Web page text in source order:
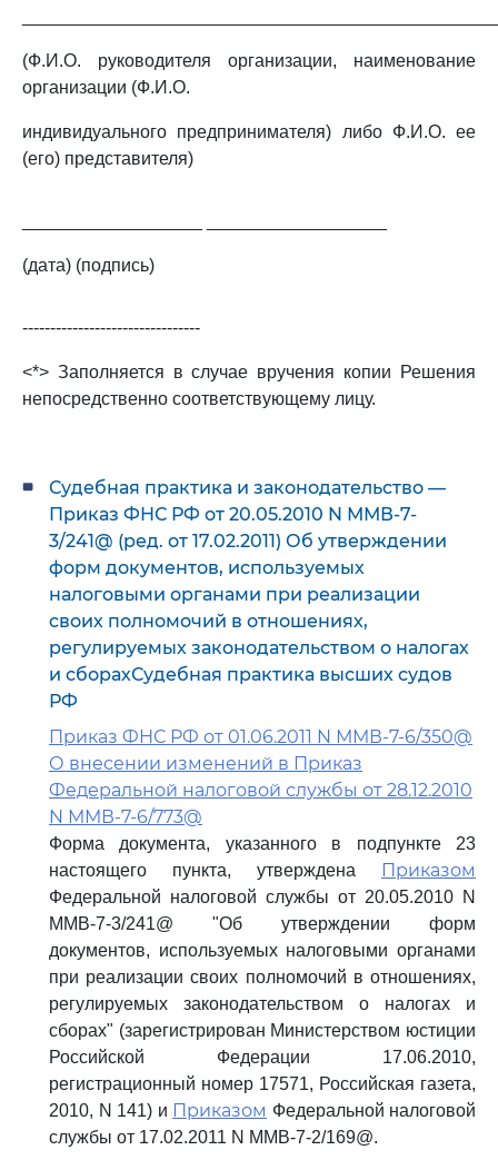
(Ф.И.О. руководителя организации, наименование
организации (Ф.И.О.
индивидуального предпринимателя) либо Ф.И.О. ее
(его) представителя)
(дата) (подпись)
--------------------------------
<*> Заполняется в случае вручения копии Решения
непосредственно соответствующему лицу.
Судебная практика и законодательство —
Приказ ФНС РФ от 20.05.2010 N ММВ-7-
3/241@ (ред. от 17.02.2011) Об утверждении
форм документов, используемых
налоговыми органами при реализации
своих полномочий в отношениях,
регулируемых законодательством о налогах
и сборахСудебная практика высших судов
РФ
Приказ ФНС РФ от 01.06.2011 N ММВ-7-6/350@
О внесении изменений в Приказ
Федеральной налоговой службы от 28.12.2010
N ММВ-7-6/773@
Форма документа, указанного в подпункте 23
настоящего пункта, утверждена
Приказом
Федеральной налоговой службы от 20.05.2010 N
ММВ-7-3/241@ "Об утверждении форм
документов, используемых налоговыми органами
при реализации своих полномочий в отношениях,
регулируемых законодательством о налогах и
сборах" (зарегистрирован Министерством юстиции
Российской Федерации 17.06.2010,
регистрационный номер 17571, Российская газета,
2010, N 141) и Приказом Федеральной налоговой
службы от 17.02.2011 N ММВ-7-2/169@.